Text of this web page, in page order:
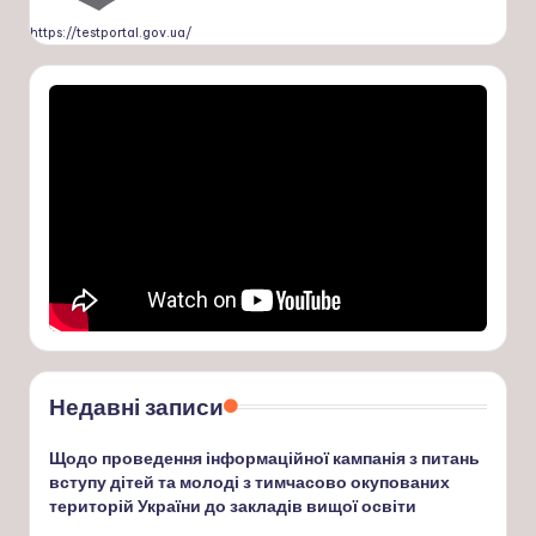
https://testportal.gov.ua/
Недавні записи
Щодо проведення інформаційної кампанія з питань
вступу дітей та молоді з тимчасово окупованих
територій України до закладів вищої освіти